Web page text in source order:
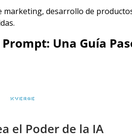
marketing, desarrollo de
Una Guía
el Poder de la IA